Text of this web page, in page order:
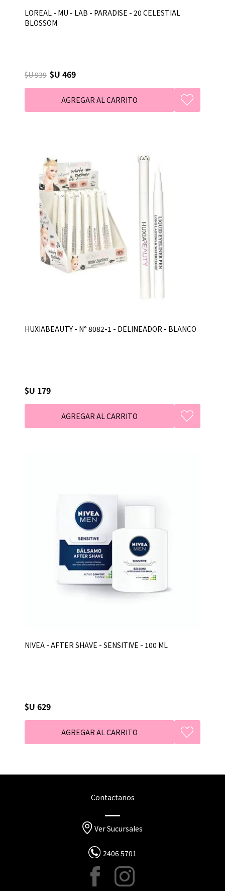
LOREAL - MU - LAB - PARADISE - 20 CELESTIAL
BLOSSOM
$U 939 $U 469
HUXIABEAUTY - N° 8082-1 - DELINEADOR - BLANCO
$U 179
NIVEA - AFTER SHAVE - SENSITIVE - 100 ML
$U 629
Contactanos
Ver Sucursales
2406 5701